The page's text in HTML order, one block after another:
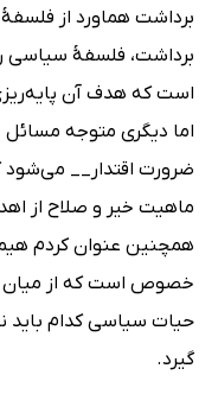
برداشت هماورد از
برداشت، فلسفۀ سیاسی
است که هدف آن
اما دیگری متوجه مسائل
ضرورت اقتدار__ می‌شود
ماهیت خیر و صلاح از
همچنین عنوان کردم
خصوص است که از میان
حیات سیاسی کدام باید
گیرد.